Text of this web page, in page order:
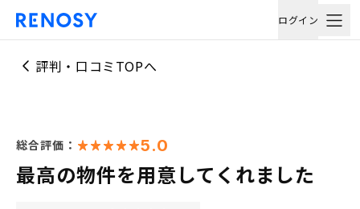
ログイン
評判・口コミTOPへ
総合評価： 5.0
最高の物件を用意してくれました